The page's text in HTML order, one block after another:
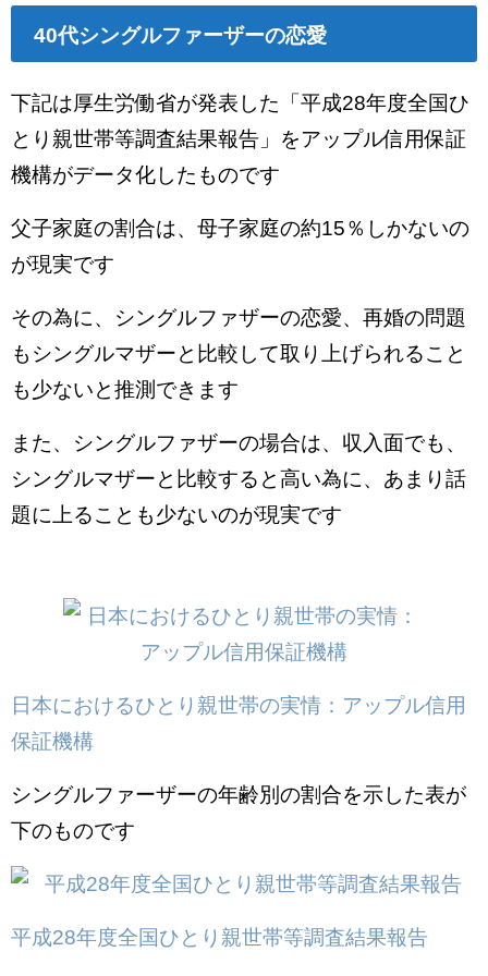
40代シングルファーザーの恋愛
下記は厚生労働省が発表した「平成28年度全国ひ
とり親世帯等調査結果報告」をアップル信用保証
機構がデータ化したものです
父子家庭の割合は、母子家庭の約15％しかないの
が現実です
その為に、シングルファザーの恋愛、再婚の問題
もシングルマザーと比較して取り上げられること
も少ないと推測できます
また、シングルファザーの場合は、収入面でも、
シングルマザーと比較すると高い為に、あまり話
題に上ることも少ないのが現実です
日本におけるひとり親世帯の実情：アップル信用
保証機構
シングルファーザーの年齢別の割合を示した表が
下のものです
平成28年度全国ひとり親世帯等調査結果報告